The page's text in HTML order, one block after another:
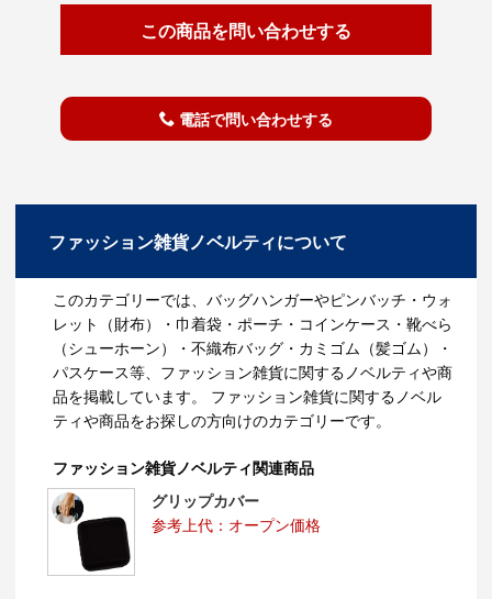
この商品を問い合わせする
電話で問い合わせする
ファッション雑貨ノベルティについて
このカテゴリーでは、バッグハンガーやピンバッチ・ウォ
レット（財布）・巾着袋・ポーチ・コインケース・靴べら
（シューホーン）・不織布バッグ・カミゴム（髪ゴム）・
パスケース等、ファッション雑貨に関するノベルティや商
品を掲載しています。 ファッション雑貨に関するノベル
ティや商品をお探しの方向けのカテゴリーです。
ファッション雑貨ノベルティ関連商品
グリップカバー
参考上代：オープン価格